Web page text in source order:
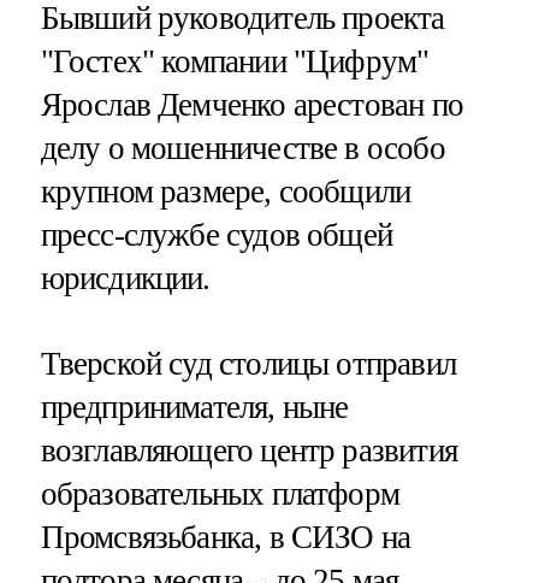
Бывший руководитель проекта
"Гостех" компании "Цифрум"
Ярослав Демченко арестован по
делу о мошенничестве в особо
крупном размере, сообщили
пресс-службе судов общей
юрисдикции.
Тверской суд столицы отправил
предпринимателя, ныне
возглавляющего центр развития
образовательных платформ
Промсвязьбанка, в СИЗО на